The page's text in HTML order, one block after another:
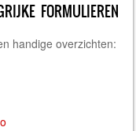
FORMULIEREN
handige overzichten: